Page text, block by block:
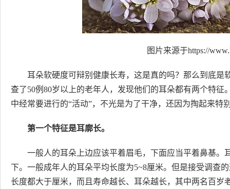
图片来源于https://
耳朵软硬度可辩别健康长寿，这是真的吗？那么到底
查了50例80岁以上的老年人，发现他们的耳朵都有两个特
中经常要进行的“活动”，不光是为了干净，还因为掏起来特
第一个特征是耳廓长。
一般人的耳朵上边应该平着眉毛，下面应当平着鼻基
下。一般成年人的耳朵平均长度为5~8厘米。但是接受调查
长度都大于厘米，而且寿命越长、耳朵越长，其中两名百岁